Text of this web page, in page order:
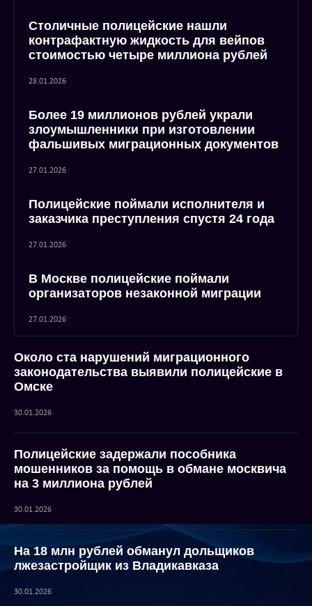
Столичные полицейские нашли
контрафактную жидкость для вейпов
стоимостью четыре миллиона рублей
28.01.2026
Более 19 миллионов рублей украли
злоумышленники при изготовлении
фальшивых миграционных документов
27.01.2026
Полицейские поймали исполнителя и
заказчика преступления спустя 24 года
27.01.2026
В Москве полицейские поймали
организаторов незаконной миграции
27.01.2026
Около ста нарушений миграционного
законодательства выявили полицейские в
Омске
30.01.2026
Полицейские задержали пособника
мошенников за помощь в обмане москвича
на 3 миллиона рублей
30.01.2026
На 18 млн рублей обманул дольщиков
лжезастройщик из Владикавказа
30.01.2026